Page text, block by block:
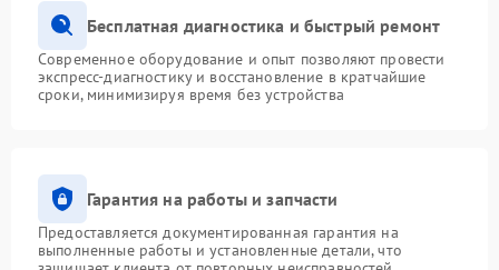
Бесплатная диагностика и быстрый ремонт
Современное оборудование и опыт позволяют провести
экспресс-диагностику и восстановление в кратчайшие
сроки, минимизируя время без устройства
Гарантия на работы и запчасти
Предоставляется документированная гарантия на
выполненные работы и установленные детали, что